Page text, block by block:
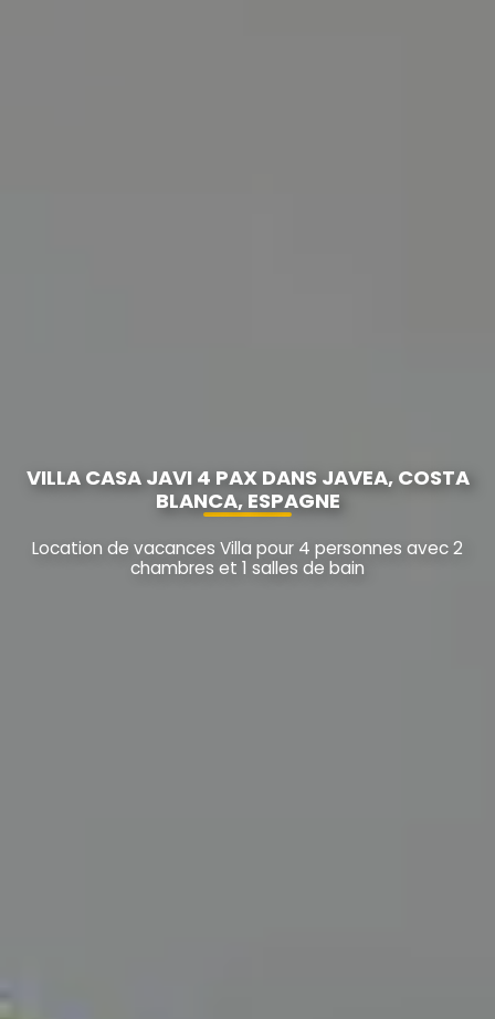
VILLA CASA JAVI 4 PAX DANS JAVEA, COSTA
BLANCA, ESPAGNE
Location de vacances Villa pour 4 personnes avec 2
chambres et 1 salles de bain